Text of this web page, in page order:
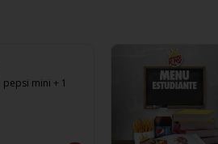
mini + 1